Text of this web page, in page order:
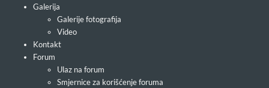
Galerija
Galerije fotografija
Video
Kontakt
Forum
Ulaz na forum
Smjernice za korišćenje foruma